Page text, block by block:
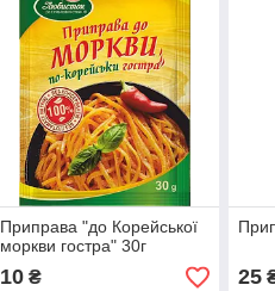
Приправа "до Корейської
моркви гостра" 30г
10₴ 25